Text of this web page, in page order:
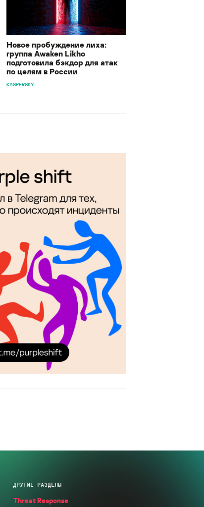
Новое пробуждение лиха:
группа Awaken Likho
подготовила бэкдор для атак
по целям в России
KASPERSKY
ДРУГИЕ РАЗДЕЛЫ
Threat Response